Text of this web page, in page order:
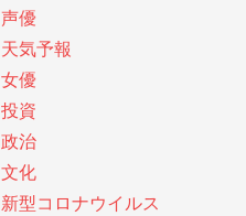
声優
天気予報
女優
投資
政治
文化
新型コロナウイルス